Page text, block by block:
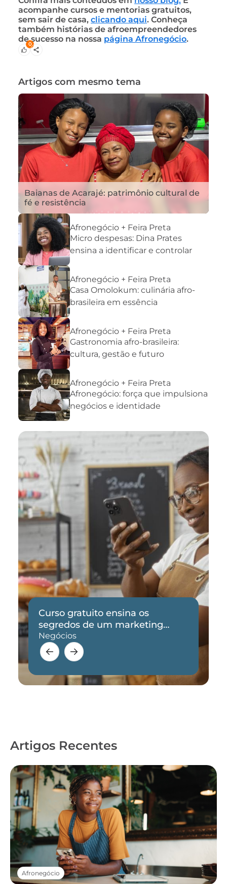
acompanhe cursos e mentorias gratuitos,
sem sair de casa, clicando aqui. Conheça
também histórias de afroempreendedores
de sucesso na nossa página Afronegócio.
0
Artigos com mesmo tema
Baianas de Acarajé: patrimônio cultural de
fé e resistência
Afronegócio + Feira Preta
Micro despesas: Dina Prates
ensina a identificar e controlar
Afronegócio + Feira Preta
Casa Omolokum: culinária afro-
brasileira em essência
Afronegócio + Feira Preta
Gastronomia afro-brasileira:
cultura, gestão e futuro
Afronegócio + Feira Preta
Afronegócio: força que impulsiona
negócios e identidade
Curso gratuito ensina os
segredos de um marketing
eficaz
Negócios
Artigos Recentes
Afronegócio